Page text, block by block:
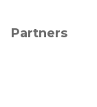
Partners